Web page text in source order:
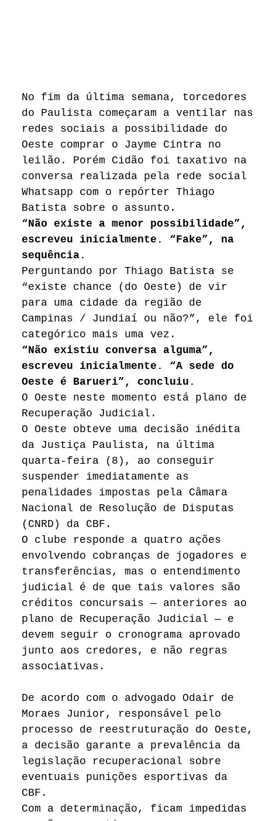
No fim da última semana, torcedores
do Paulista começaram a ventilar nas
redes sociais a possibilidade do
Oeste comprar o Jayme Cintra no
leilão. Porém Cidão foi taxativo na
conversa realizada pela rede social
Whatsapp com o repórter Thiago
Batista sobre o assunto.
“Não existe a menor possibilidade”,
escreveu inicialmente. “Fake”, na
sequência.
Perguntando por Thiago Batista se
“existe chance (do Oeste) de vir
para uma cidade da região de
Campinas / Jundiaí ou não?”, ele foi
categórico mais uma vez.
“Não existiu conversa alguma”,
escreveu inicialmente. “A sede do
Oeste é Barueri”, concluiu.
O Oeste neste momento está plano de
Recuperação Judicial.
O Oeste obteve uma decisão inédita
da Justiça Paulista, na última
quarta-feira (8), ao conseguir
suspender imediatamente as
penalidades impostas pela Câmara
Nacional de Resolução de Disputas
(CNRD) da CBF.
O clube responde a quatro ações
envolvendo cobranças de jogadores e
transferências, mas o entendimento
judicial é de que tais valores são
créditos concursais — anteriores ao
plano de Recuperação Judicial — e
devem seguir o cronograma aprovado
junto aos credores, e não regras
associativas.
De acordo com o advogado Odair de
Moraes Junior, responsável pelo
processo de reestruturação do Oeste,
a decisão garante a prevalência da
legislação recuperacional sobre
eventuais punições esportivas da
CBF.
Com a determinação, ficam impedidas